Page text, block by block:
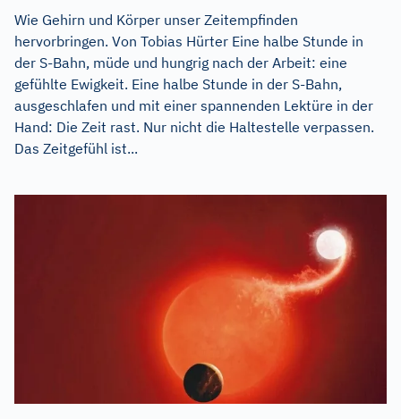
Wie Gehirn und Körper unser Zeitempfinden
hervorbringen. Von Tobias Hürter Eine halbe Stunde in
der S-Bahn, müde und hungrig nach der Arbeit: eine
gefühlte Ewigkeit. Eine halbe Stunde in der S-Bahn,
ausgeschlafen und mit einer spannenden Lektüre in der
Hand: Die Zeit rast. Nur nicht die Haltestelle verpassen.
Das Zeitgefühl ist...